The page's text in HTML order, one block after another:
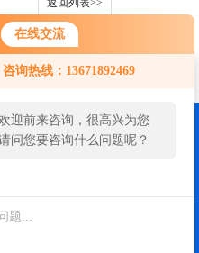
在线交流
咨询热线：13671892469
迎前来咨询，很高兴为您
问您要咨询什么问题呢？
您停留很久了，是否找到
品，您可以直接在线与我
返回列表>>
联系我们